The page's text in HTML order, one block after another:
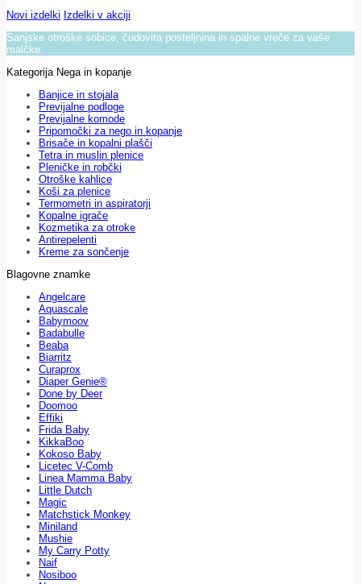
Novi izdelki Izdelki v akciji
Sanjske otroške sobice, čudovita posteljnina in spalne vreče za vaše
malčke.
Kategorija Nega in kopanje
Banjice in stojala
Previjalne podloge
Previjalne komode
Pripomočki za nego in kopanje
Brisače in kopalni plašči
Tetra in muslin plenice
Pleničke in robčki
Otroške kahlice
Koši za plenice
Termometri in aspiratorji
Kopalne igrače
Kozmetika za otroke
Antirepelenti
Kreme za sončenje
Blagovne znamke
Angelcare
Aquascale
Babymoov
Badabulle
Beaba
Biarritz
Curaprox
Diaper Genie®
Done by Deer
Doomoo
Effiki
Frida Baby
KikkaBoo
Kokoso Baby
Licetec V-Comb
Linea Mamma Baby
Little Dutch
Magic
Matchstick Monkey
Miniland
Mushie
My Carry Potty
Naif
Nosiboo